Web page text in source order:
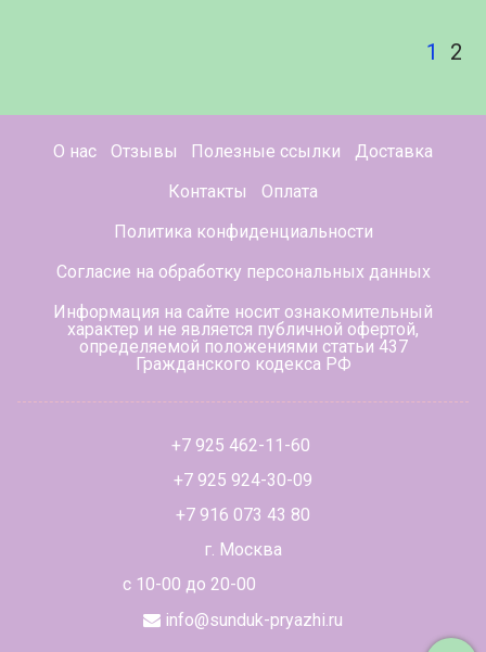
1 2
О нас Отзывы Полезные ссылки
Доставка
Контакты
Оплата
Политика конфиденциальности
Согласие на обработку персональных данных
Информация на сайте носит ознакомительный
характер и не является публичной офертой,
определяемой положениями статьи 437
Гражданского кодекса РФ
+7 925 462-11-60
+7 925 924-30-09
+7 916 073 43 80
г. Москва
с 10-00 до 20-00
info@sunduk-pryazhi.ru